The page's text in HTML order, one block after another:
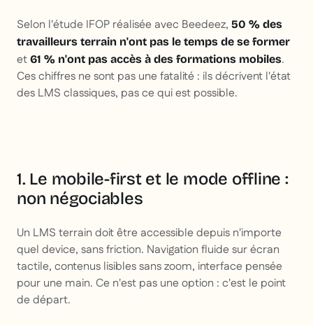
Selon l'étude IFOP réalisée avec Beedeez, 50 % des
travailleurs terrain n'ont pas le temps de se former
et 61 % n'ont pas accès à des formations mobiles.
Ces chiffres ne sont pas une fatalité : ils décrivent l'état
des LMS classiques, pas ce qui est possible.
1. Le mobile-first et le mode offline :
non négociables
Un LMS terrain doit être accessible depuis n'importe
quel device, sans friction. Navigation fluide sur écran
tactile, contenus lisibles sans zoom, interface pensée
pour une main. Ce n'est pas une option : c'est le point
de départ.